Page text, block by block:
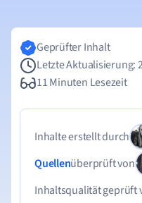
Geprüfter Inhalt
Letzte Aktualisierung:
11 Minuten Lesezeit
Inhalte erstellt durch
Quellenüberprüft von
Inhaltsqualität geprüft